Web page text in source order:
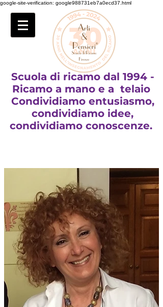
google-site-verification: google988731eb7a0ecd37.html
Scuola di ricamo dal 1994 -
Ricamo a mano e a telaio
Condividiamo entusiasmo,
condividiamo idee,
condividiamo conoscenze.